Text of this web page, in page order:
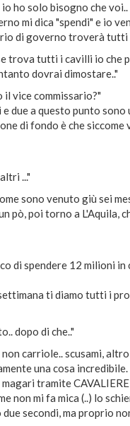
ho solo bisogno che voi..
mi dica "spendi" e io
di governo troverà tutti
trova tutti i cavilli io che
dovrai dimostare.."
il vice commissario?"
due a questo punto sono
di fondo è che siccome
..."
sono venuto giù sei
pò, poi torno a L'Aquila,
di spendere 12 milioni
ti diamo tutti i
dopo di che.."
carriole.. scusami,
una cosa
tramite CAVALIERE
non mi fa mica (..) lo
secondi, ma proprio